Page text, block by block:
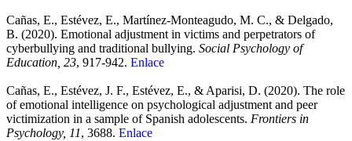
Cañas, E., Estévez, E., Martínez-Monteagudo, M. C., & Delgado,
B. (2020). Emotional adjustment in victims and perpetrators of
cyberbullying and traditional bullying. Social Psychology of
Education, 23, 917-942. Enlace
Cañas, E., Estévez, J. F., Estévez, E., & Aparisi, D. (2020). The role
of emotional intelligence on psychological adjustment and peer
victimization in a sample of Spanish adolescents. Frontiers in
Psychology, 11, 3688. Enlace